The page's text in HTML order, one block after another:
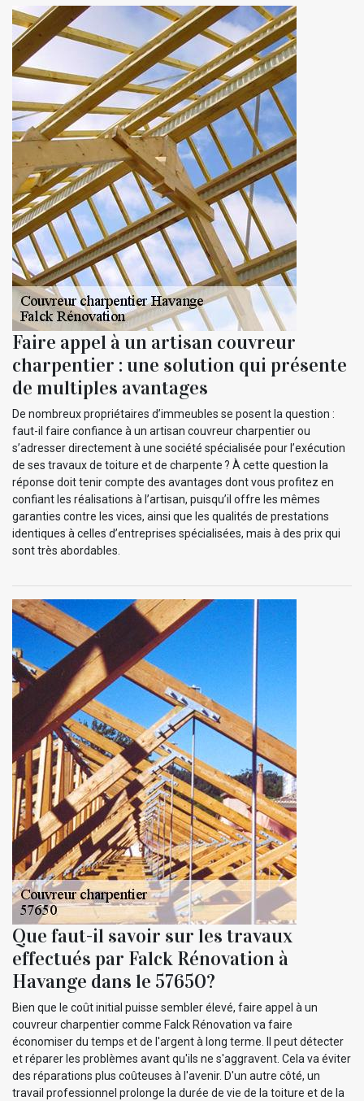
Faire appel à un artisan couvreur
charpentier : une solution qui présente
de multiples avantages
De nombreux propriétaires d’immeubles se posent la question :
faut-il faire confiance à un artisan couvreur charpentier ou
s’adresser directement à une société spécialisée pour l’exécution
de ses travaux de toiture et de charpente ? À cette question la
réponse doit tenir compte des avantages dont vous profitez en
confiant les réalisations à l’artisan, puisqu’il offre les mêmes
garanties contre les vices, ainsi que les qualités de prestations
identiques à celles d’entreprises spécialisées, mais à des prix qui
sont très abordables.
Que faut-il savoir sur les travaux
effectués par Falck Rénovation à
Havange dans le 57650?
Bien que le coût initial puisse sembler élevé, faire appel à un
couvreur charpentier comme Falck Rénovation va faire
économiser du temps et de l'argent à long terme. Il peut détecter
et réparer les problèmes avant qu'ils ne s'aggravent. Cela va éviter
des réparations plus coûteuses à l'avenir. D'un autre côté, un
travail professionnel prolonge la durée de vie de la toiture et de la